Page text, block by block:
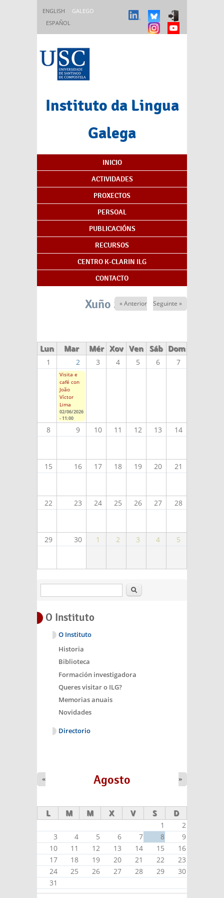
ENGLISH
GALEGO
ESPAÑOL
Instituto da Lingua
Galega
Índice de contidos
INICIO
ACTIVIDADES
PROXECTOS
PERSOAL
PUBLICACIÓNS
RECURSOS
CENTRO K-CLARIN ILG
CONTACTO
Xuño 2026
« Anterior Seguinte »
Lun Mar Mér Xov Ven Sáb Dom
1 2 3 4 5 6 7
Visita e
café con
João
Víctor
Lima
02/06/2026
- 11:00
8 9 10 11 12 13 14
15 16 17 18 19 20 21
22 23 24 25 26 27 28
29 30 1 2 3 4 5
Buscar
O Instituto
O Instituto
Historia
Biblioteca
Formación investigadora
Queres visitar o ILG?
Memorias anuais
Novidades
Directorio
Agosto
« »
L M M X V S D
1
2
3
4 5 6 7 8
9
10
11 12 13 14 15
16
17
18 19 20 21 22
23
24
25 26 27 28 29
30
31